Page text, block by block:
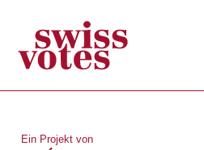
Ein Projekt von